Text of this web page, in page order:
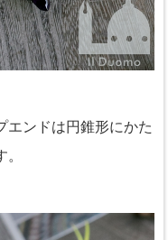
エンドは円錐形にかた